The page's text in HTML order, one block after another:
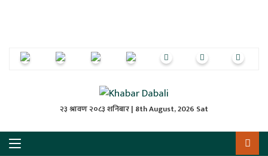
२३ श्रावण २०८३ शनिबार | 8th August, 2026 Sat